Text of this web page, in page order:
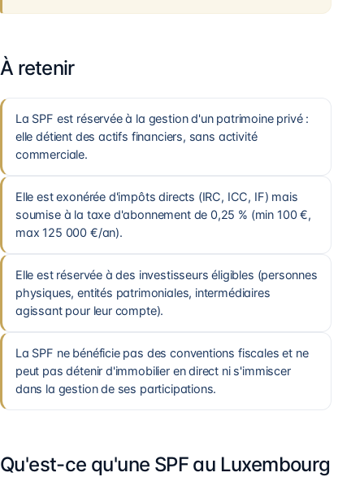
À retenir
La SPF est réservée à la gestion d'un patrimoine privé :
elle détient des actifs financiers, sans activité
commerciale.
Elle est exonérée d'impôts directs (IRC, ICC, IF) mais
soumise à la taxe d'abonnement de 0,25 % (min 100 €,
max 125 000 €/an).
Elle est réservée à des investisseurs éligibles (personnes
physiques, entités patrimoniales, intermédiaires
agissant pour leur compte).
La SPF ne bénéficie pas des conventions fiscales et ne
peut pas détenir d'immobilier en direct ni s'immiscer
dans la gestion de ses participations.
Qu'est-ce qu'une SPF au Luxembourg